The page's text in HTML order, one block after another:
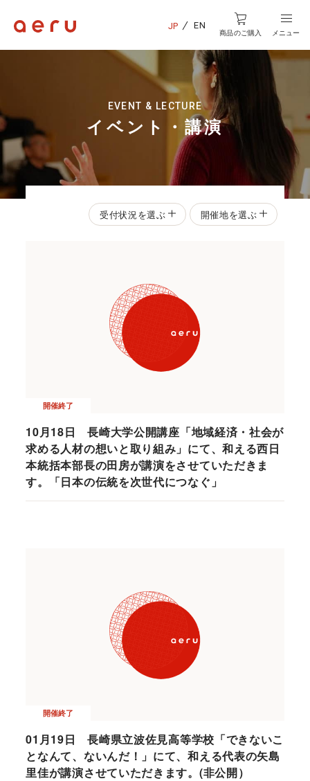
JP EN
商品のご購入 メニュー
EVENT & LECTURE
イベント・講演
受付状況を選ぶ 開催地を選ぶ
開催終了
10月18日 長崎大学公開講座「地域経済・社会が
求める人材の想いと取り組み」にて、和える西日
本統括本部長の田房が講演をさせていただきま
す。「日本の伝統を次世代につなぐ」
開催終了
01月19日 長崎県立波佐見高等学校「できないこ
となんて、ないんだ！」にて、和える代表の矢島
里佳が講演させていただきます。(非公開）